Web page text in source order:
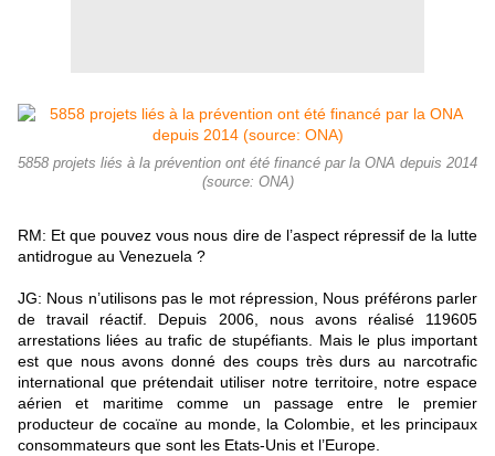
5858 projets liés à la prévention ont été financé par la ONA depuis 2014
(source: ONA)
RM: Et que pouvez vous nous dire de l’aspect répressif de la lutte
antidrogue au Venezuela ?
JG: Nous n’utilisons pas le mot répression, Nous préférons parler
de travail réactif. Depuis 2006, nous avons réalisé 119605
arrestations liées au trafic de stupéfiants. Mais le plus important
est que nous avons donné des coups très durs au narcotrafic
international que prétendait utiliser notre territoire, notre espace
aérien et maritime comme un passage entre le premier
producteur de cocaïne au monde, la Colombie, et les principaux
consommateurs que sont les Etats-Unis et l’Europe.